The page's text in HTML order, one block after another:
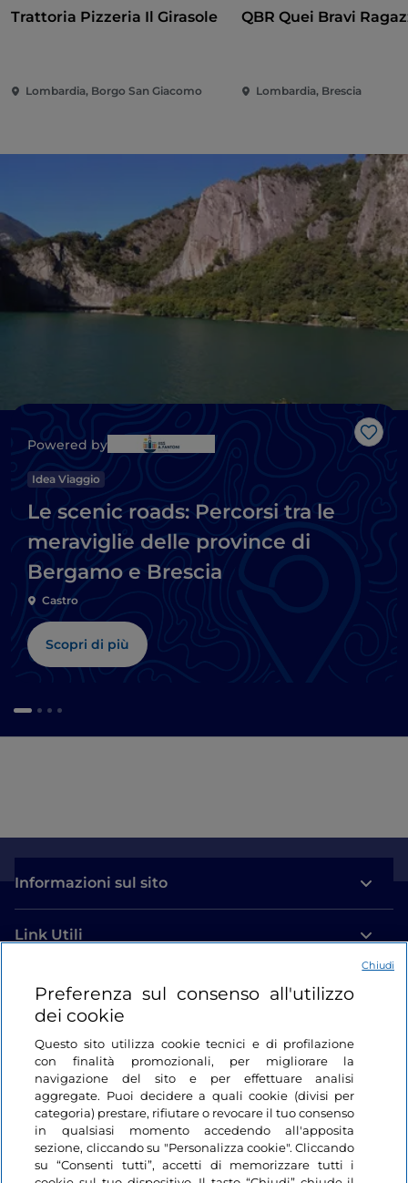
Trattoria Pizzeria Il Girasole
Lombardia, Borgo San Giacomo
QBR Quei Bravi
Lombardia, Brescia
Like
Powered by
Idea Viaggio
Le scenic roads: Percorsi tra le
meraviglie delle province di
Bergamo e Brescia
Castro
Scopri di più
Informazioni sul sito
Link Utili
Login
Restiamo in contatto
Preferenza sul consenso all'utilizzo
dei cookie
Questo sito utilizza cookie tecnici e di profilazione
con finalità promozionali, per migliorare la
navigazione del sito e per effettuare analisi
aggregate. Puoi decidere a quali cookie (divisi per
categoria) prestare, rifiutare o revocare il tuo consenso
in qualsiasi momento accedendo all'apposita
sezione, cliccando su "Personalizza cookie". Cliccando
su “Consenti tutti”, accetti di memorizzare tutti i
Chiudi